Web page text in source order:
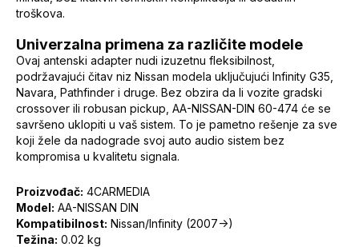
troškova.
Univerzalna primena za različite modele
Ovaj antenski adapter nudi izuzetnu fleksibilnost,
podržavajući čitav niz Nissan modela uključujući Infinity G35,
Navara, Pathfinder i druge. Bez obzira da li vozite gradski
crossover ili robusan pickup, AA-NISSAN-DIN 60-474 će se
savršeno uklopiti u vaš sistem. To je pametno rešenje za sve
koji žele da nadograde svoj auto audio sistem bez
kompromisa u kvalitetu signala.
Proizvođač: 4CARMEDIA
Model: AA-NISSAN DIN
Kompatibilnost: Nissan/Infinity (2007->)
Težina: 0.02 kg